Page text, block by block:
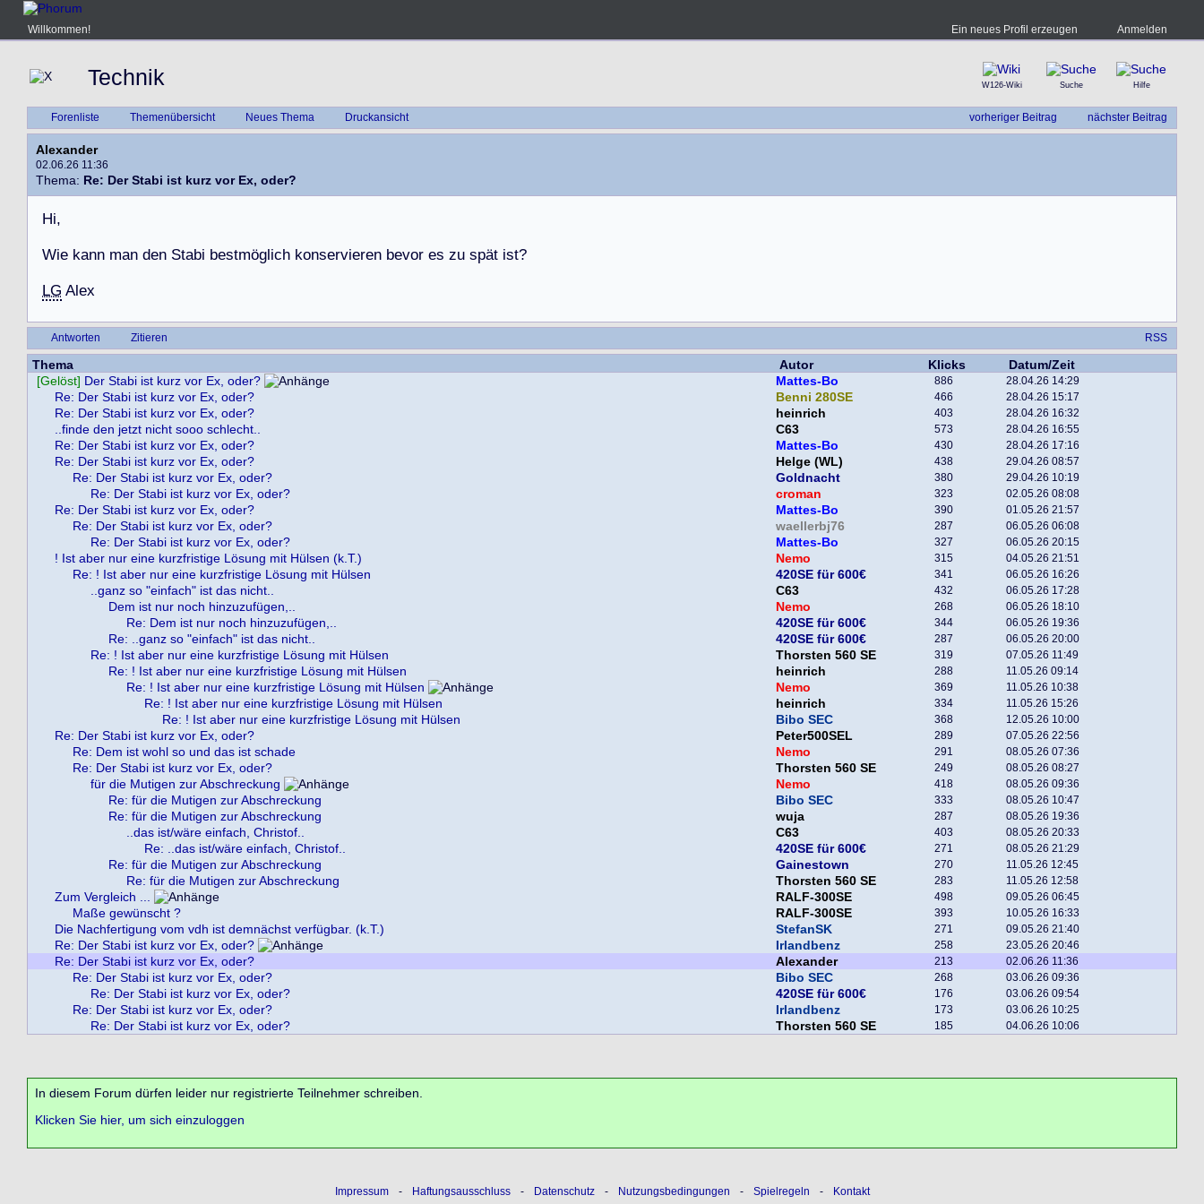
Willkommen! Ein neues Profil erzeugen Anmelden
Technik W126-Wiki Suche Hilfe
vorheriger Beitrag nächster Beitrag
Forenliste Themenübersicht Neues Thema Druckansicht
Alexander
02.06.26 11:36
Thema: Re: Der Stabi ist kurz vor Ex, oder?
Hi,
Wie kann man den Stabi bestmöglich konservieren bevor es zu spät ist?
LG Alex
Antworten Zitieren RSS
Thema Autor Klicks
Datum/Zeit
[Gelöst] Der Stabi ist kurz vor Ex, oder? Mattes-Bo 886 28.04.26 14:29
Re: Der Stabi ist kurz vor Ex, oder? Benni 280SE 466 28.04.26 15:17
Re: Der Stabi ist kurz vor Ex, oder? heinrich 403 28.04.26 16:32
..finde den jetzt nicht sooo schlecht.. C63 573 28.04.26 16:55
Re: Der Stabi ist kurz vor Ex, oder? Mattes-Bo 430 28.04.26 17:16
Re: Der Stabi ist kurz vor Ex, oder? Helge (WL) 438 29.04.26 08:57
Re: Der Stabi ist kurz vor Ex, oder? Goldnacht 380 29.04.26 10:19
Re: Der Stabi ist kurz vor Ex, oder? croman 323 02.05.26 08:08
Re: Der Stabi ist kurz vor Ex, oder? Mattes-Bo 390 01.05.26 21:57
Re: Der Stabi ist kurz vor Ex, oder? waellerbj76 287 06.05.26 06:08
Re: Der Stabi ist kurz vor Ex, oder? Mattes-Bo 327 06.05.26 20:15
! Ist aber nur eine kurzfristige Lösung mit Hülsen (k.T.) Nemo 315 04.05.26 21:51
Re: ! Ist aber nur eine kurzfristige Lösung mit Hülsen 420SE für 600€ 341 06.05.26 16:26
..ganz so "einfach" ist das nicht.. C63 432 06.05.26 17:28
Dem ist nur noch hinzuzufügen,.. Nemo 268 06.05.26 18:10
Re: Dem ist nur noch hinzuzufügen,.. 420SE für 600€ 344 06.05.26 19:36
Re: ..ganz so "einfach" ist das nicht.. 420SE für 600€ 287 06.05.26 20:00
Re: ! Ist aber nur eine kurzfristige Lösung mit Hülsen Thorsten 560 SE 319 07.05.26 11:49
Re: ! Ist aber nur eine kurzfristige Lösung mit Hülsen heinrich 288 11.05.26 09:14
Re: ! Ist aber nur eine kurzfristige Lösung mit Hülsen Nemo 369 11.05.26 10:38
Re: ! Ist aber nur eine kurzfristige Lösung mit Hülsen heinrich 334 11.05.26 15:26
Re: ! Ist aber nur eine kurzfristige Lösung mit Hülsen Bibo SEC 368 12.05.26 10:00
Re: Der Stabi ist kurz vor Ex, oder? Peter500SEL 289 07.05.26 22:56
Re: Dem ist wohl so und das ist schade Nemo 291 08.05.26 07:36
Re: Der Stabi ist kurz vor Ex, oder? Thorsten 560 SE 249 08.05.26 08:27
für die Mutigen zur Abschreckung Nemo 418 08.05.26 09:36
Re: für die Mutigen zur Abschreckung Bibo SEC 333 08.05.26 10:47
Re: für die Mutigen zur Abschreckung wuja 287 08.05.26 19:36
..das ist/wäre einfach, Christof.. C63 403 08.05.26 20:33
Re: ..das ist/wäre einfach, Christof.. 420SE für 600€ 271 08.05.26 21:29
Re: für die Mutigen zur Abschreckung Gainestown 270 11.05.26 12:45
Re: für die Mutigen zur Abschreckung Thorsten 560 SE 283 11.05.26 12:58
Zum Vergleich ... RALF-300SE 498 09.05.26 06:45
Maße gewünscht ? RALF-300SE 393 10.05.26 16:33
Die Nachfertigung vom vdh ist demnächst verfügbar. (k.T.) StefanSK 271 09.05.26 21:40
Re: Der Stabi ist kurz vor Ex, oder? Irlandbenz 258 23.05.26 20:46
Re: Der Stabi ist kurz vor Ex, oder? Alexander 213 02.06.26 11:36
Re: Der Stabi ist kurz vor Ex, oder? Bibo SEC 268 03.06.26 09:36
Re: Der Stabi ist kurz vor Ex, oder? 420SE für 600€ 176 03.06.26 09:54
Re: Der Stabi ist kurz vor Ex, oder? Irlandbenz 173 03.06.26 10:25
Re: Der Stabi ist kurz vor Ex, oder? Thorsten 560 SE 185 04.06.26 10:06
In diesem Forum dürfen leider nur registrierte Teilnehmer schreiben.
Klicken Sie hier, um sich einzuloggen
Impressum - Haftungsausschluss - Datenschutz - Nutzungsbedingungen - Spielregeln - Kontakt